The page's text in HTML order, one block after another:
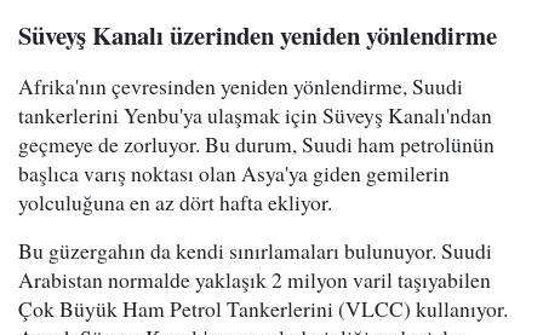
Süveyş Kanalı üzerinden yeniden yönlendirme
Afrika'nın çevresinden yeniden yönlendirme, Suudi
tankerlerini Yenbu'ya ulaşmak için Süveyş Kanalı'ndan
geçmeye de zorluyor. Bu durum, Suudi ham petrolünün
başlıca varış noktası olan Asya'ya giden gemilerin
yolculuğuna en az dört hafta ekliyor.
Bu güzergahın da kendi sınırlamaları bulunuyor. Suudi
Arabistan normalde yaklaşık 2 milyon varil taşıyabilen
Çok Büyük Ham Petrol Tankerlerini (VLCC) kullanıyor.